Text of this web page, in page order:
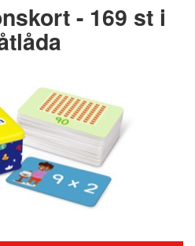
- 169 st i